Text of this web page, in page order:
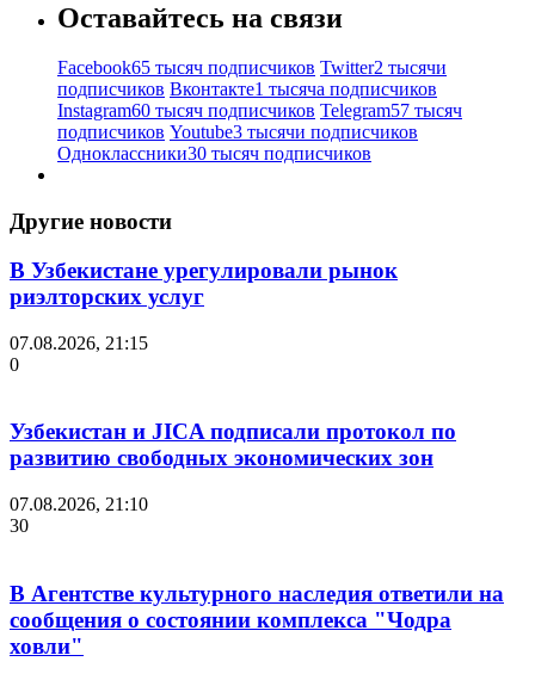
Оставайтесь на связи
Facebook65 тысяч подписчиков Twitter2 тысячи
подписчиков Вконтакте1 тысяча подписчиков
Instagram60 тысяч подписчиков Telegram57 тысяч
подписчиков Youtube3 тысячи подписчиков
Одноклассники30 тысяч подписчиков
Другие новости
В Узбекистане урегулировали рынок
риэлторских услуг
07.08.2026, 21:15
0
Узбекистан и JICA подписали протокол по
развитию свободных экономических зон
07.08.2026, 21:10
30
В Агентстве культурного наследия ответили на
сообщения о состоянии комплекса "Чодра
ховли"